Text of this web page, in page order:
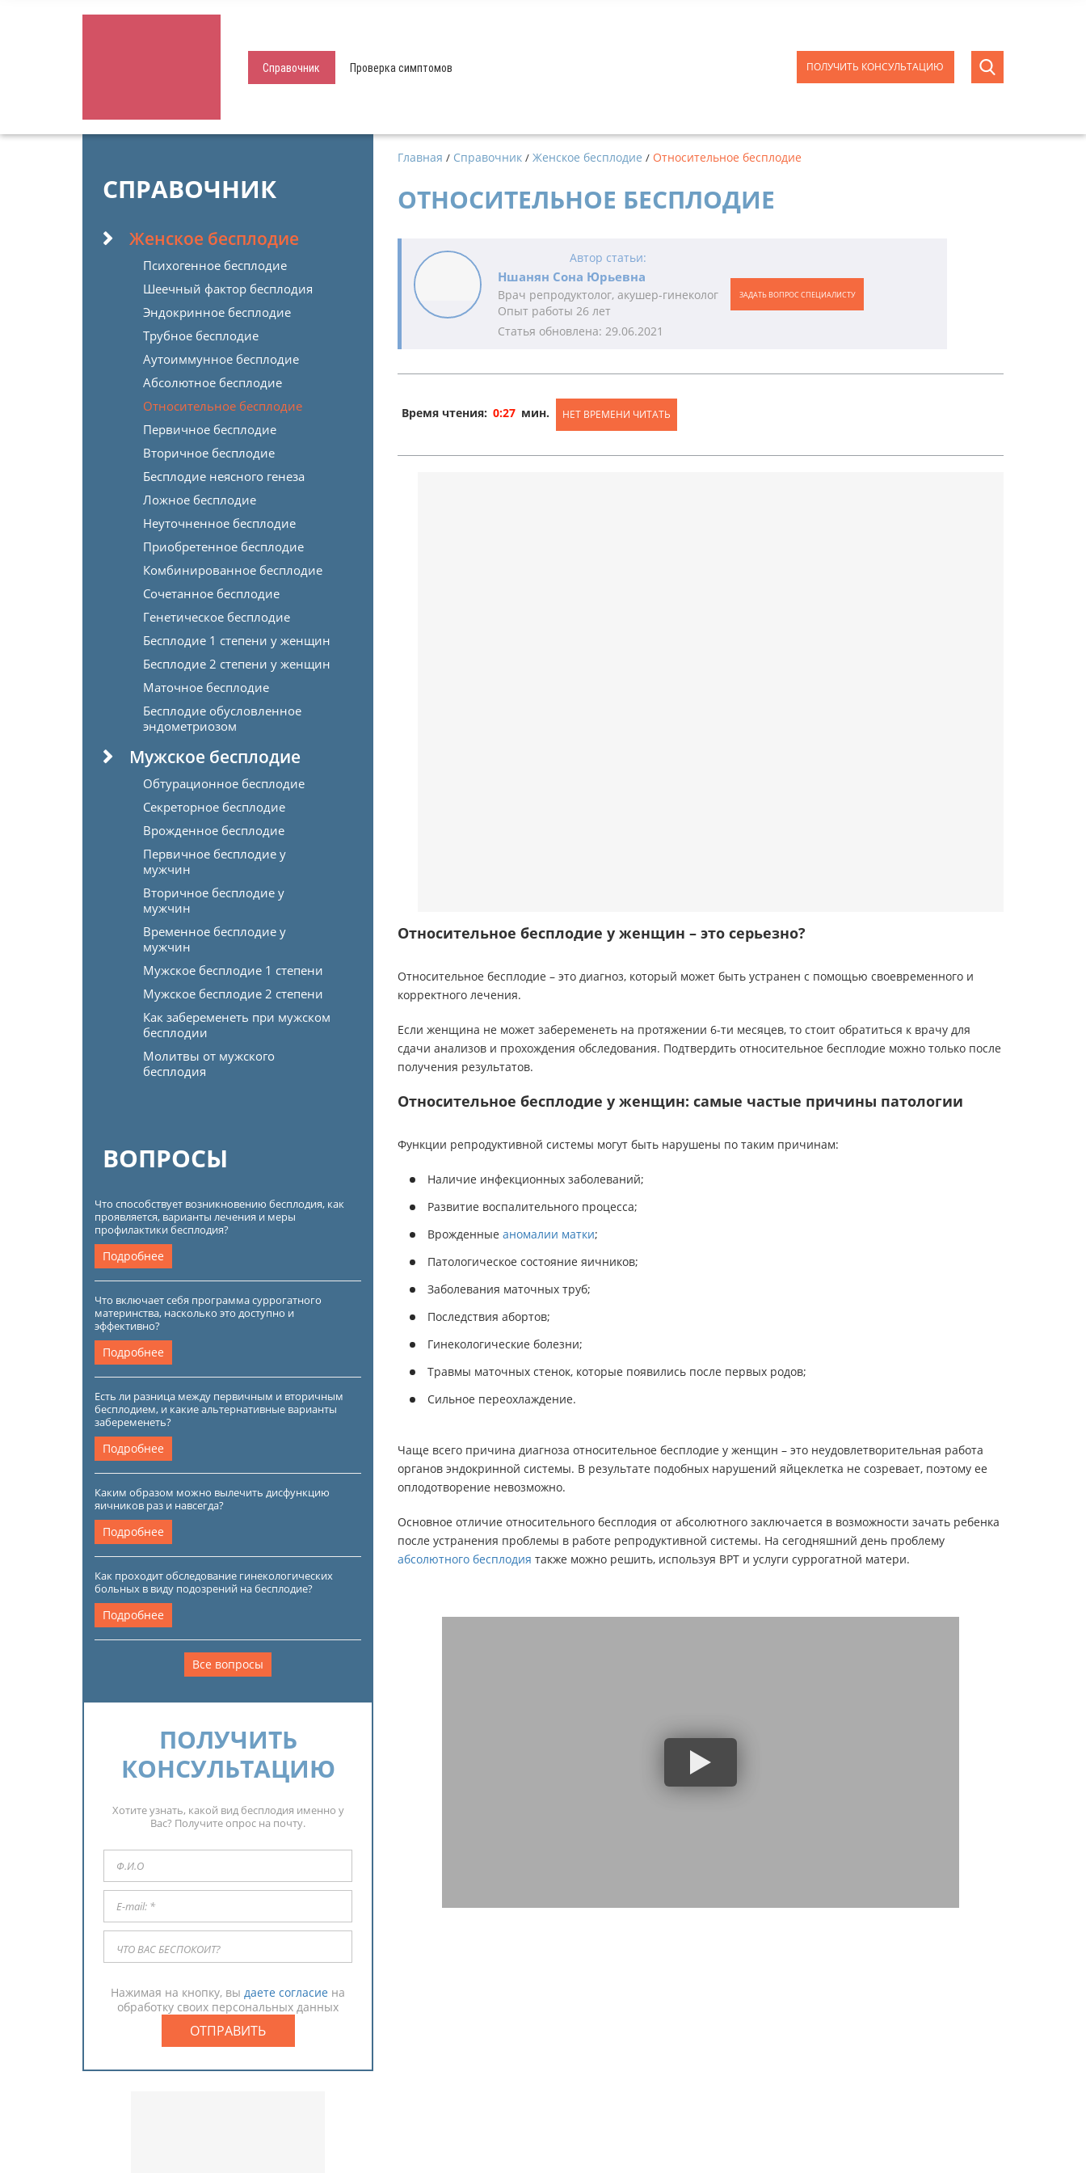
Справочник Проверка симптомов ПОЛУЧИТЬ КОНСУЛЬТАЦИЮ
СПРАВОЧНИК
Женское бесплодие
Психогенное бесплодие
Шеечный фактор бесплодия
Эндокринное бесплодие
Трубное бесплодие
Аутоиммунное бесплодие
Абсолютное бесплодие
Относительное бесплодие
Первичное бесплодие
Вторичное бесплодие
Бесплодие неясного генеза
Ложное бесплодие
Неуточненное бесплодие
Приобретенное бесплодие
Комбинированное бесплодие
Сочетанное бесплодие
Генетическое бесплодие
Бесплодие 1 степени у женщин
Бесплодие 2 степени у женщин
Маточное бесплодие
Бесплодие обусловленное
эндометриозом
Мужское бесплодие
Обтурационное бесплодие
Секреторное бесплодие
Врожденное бесплодие
Первичное бесплодие у
мужчин
Вторичное бесплодие у
мужчин
Временное бесплодие у
мужчин
Мужское бесплодие 1 степени
Мужское бесплодие 2 степени
Как забеременеть при мужском
бесплодии
Молитвы от мужского
бесплодия
ВОПРОСЫ
Что способствует возникновению бесплодия, как
проявляется, варианты лечения и меры
профилактики бесплодия?
Подробнее
Что включает себя программа суррогатного
материнства, насколько это доступно и
эффективно?
Подробнее
Есть ли разница между первичным и вторичным
бесплодием, и какие альтернативные варианты
забеременеть?
Подробнее
Каким образом можно вылечить дисфункцию
яичников раз и навсегда?
Подробнее
Как проходит обследование гинекологических
больных в виду подозрений на бесплодие?
Подробнее
Все вопросы
ПОЛУЧИТЬ
КОНСУЛЬТАЦИЮ
Хотите узнать, какой вид бесплодия именно у
Вас? Получите опрос на почту.
Нажимая на кнопку, вы даете согласие на
обработку своих персональных данных
ОТПРАВИТЬ
Главная Справочник Женское бесплодие Относительное бесплодие
ОТНОСИТЕЛЬНОЕ БЕСПЛОДИЕ
Автор статьи:
Ншанян Сона Юрьевна
Врач репродуктолог, акушер-гинеколог
Опыт работы 26 лет
Статья обновлена: 29.06.2021
ЗАДАТЬ ВОПРОС СПЕЦИАЛИСТУ
Время чтения: 0:27 мин. НЕТ ВРЕМЕНИ ЧИТАТЬ
Относительное бесплодие у женщин – это серьезно?
Относительное бесплодие – это диагноз, который может быть устранен с помощью своевременного и
корректного лечения.
Если женщина не может забеременеть на протяжении 6-ти месяцев, то стоит обратиться к врачу для
сдачи анализов и прохождения обследования. Подтвердить относительное бесплодие можно только после
получения результатов.
Относительное бесплодие у женщин: самые частые причины патологии
Функции репродуктивной системы могут быть нарушены по таким причинам:
Наличие инфекционных заболеваний;
Развитие воспалительного процесса;
Врожденные аномалии матки;
Патологическое состояние яичников;
Заболевания маточных труб;
Последствия абортов;
Гинекологические болезни;
Травмы маточных стенок, которые появились после первых родов;
Сильное переохлаждение.
Чаще всего причина диагноза относительное бесплодие у женщин – это неудовлетворительная работа
органов эндокринной системы. В результате подобных нарушений яйцеклетка не созревает, поэтому ее
оплодотворение невозможно.
Основное отличие относительного бесплодия от абсолютного заключается в возможности зачать ребенка
после устранения проблемы в работе репродуктивной системы. На сегодняшний день проблему
абсолютного бесплодия также можно решить, используя ВРТ и услуги суррогатной матери.